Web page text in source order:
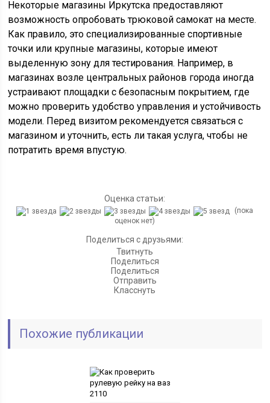
Некоторые магазины Иркутска предоставляют
возможность опробовать трюковой самокат на месте.
Как правило, это специализированные спортивные
точки или крупные магазины, которые имеют
выделенную зону для тестирования. Например, в
магазинах возле центральных районов города иногда
устраивают площадки с безопасным покрытием, где
можно проверить удобство управления и устойчивость
модели. Перед визитом рекомендуется связаться с
магазином и уточнить, есть ли такая услуга, чтобы не
потратить время впустую.
Оценка статьи:
(пока
оценок нет)
Поделиться с друзьями:
Твитнуть
Поделиться
Поделиться
Отправить
Класснуть
Похожие публикации